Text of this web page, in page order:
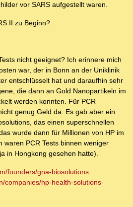
vor SARS aufgestellt waren.
II zu Beginn?
nicht geeignet? Ich erinnere mich
war, der in Bonn an der Uniklinik
entschlüsselt hat und daraufhin sehr
die dann an Gold Nanopartikeln im
werden konnten. Für PCR
genug Geld da. Es gab aber ein
das einen superschnellen
wurde dann für Millionen von HP im
waren PCR Tests binnen weniger
in Hongkong gesehen hatte).
founders/gna-biosolutions
companies/hp-health-solutions-